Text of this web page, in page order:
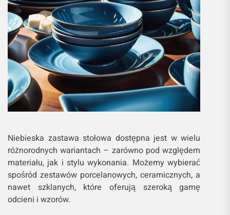
Niebieska zastawa stołowa dostępna jest w wielu
różnorodnych wariantach – zarówno pod względem
materiału, jak i stylu wykonania. Możemy wybierać
spośród zestawów porcelanowych, ceramicznych, a
nawet szklanych, które oferują szeroką gamę
odcieni i wzorów.